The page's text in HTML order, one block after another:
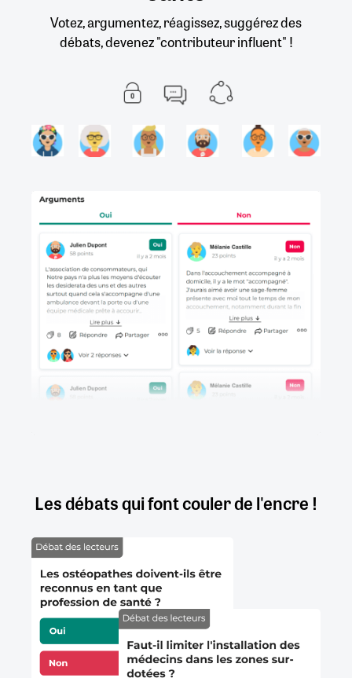
Votez, argumentez, réagissez, suggérez des
débats, devenez "contributeur influent" !
Les débats qui font couler de l'encre !